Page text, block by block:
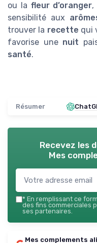
ou la fleur d’oranger,
sensibilité aux
trouver la recette qui
favorise une nuit
santé.
Résumer
Recevez les
Mes
* En remplissant ce
des fins commerciales
ses partenaires.
Mes complements